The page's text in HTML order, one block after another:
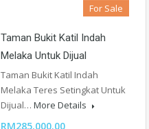
For Sale
Taman Bukit Katil Indah
Melaka Untuk Dijual
Taman Bukit Katil Indah
Melaka Teres Setingkat Untuk
Dijual… More Details
RM285,000.00